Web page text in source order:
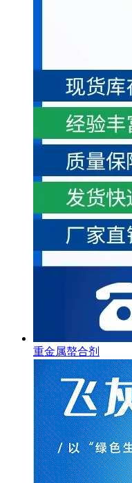
重金属螯合剂